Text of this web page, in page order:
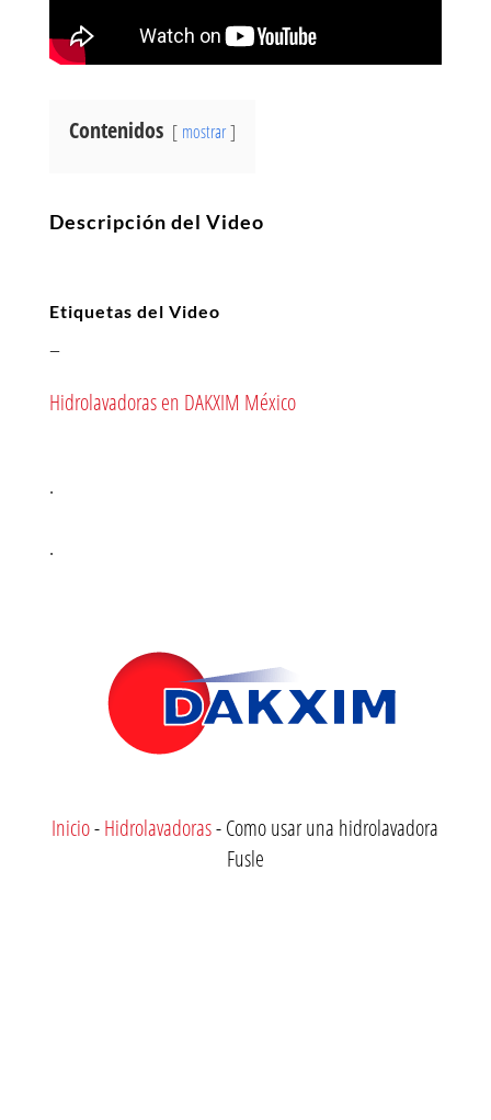
Contenidos mostrar
Descripción del Video
Etiquetas del Video
–
Hidrolavadoras en DAKXIM México
.
.
Inicio-Hidrolavadoras-Como usar una hidrolavadora
Fusle